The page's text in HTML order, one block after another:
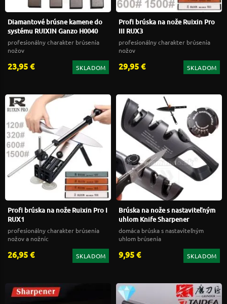
Diamantové brúsne kamene do
systému RUIXIN Ganzo H0040
profesionálny charakter brúsenia
nožov
23,95 € SKLADOM
Profi brúska na nože Ruixin Pro
III RUX3
profesionálny charakter brúsenia
nožov
29,95 € SKLADOM
Profi brúska na nože Ruixin Pro I
RUX1
profesionálny charakter brúsenia
nožov a nožníc
26,95 € SKLADOM
Brúska na nože s nastaviteľným
uhlom Knife Sharpener
domáca brúska s nastaviteľným
uhlom brúsenia
9,95 € SKLADOM